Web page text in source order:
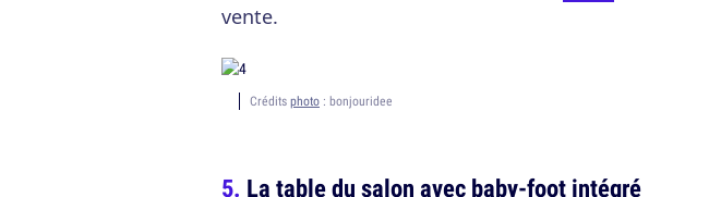
vente.
Crédits photo : bonjouridee
La table du salon avec baby-foot intégré